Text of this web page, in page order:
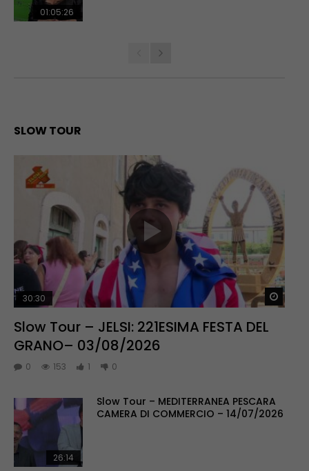
01:05:26
SLOW TOUR
30:30
Slow Tour – JELSI: 221ESIMA FESTA DEL
GRANO– 03/08/2026
0 153 1 0
26:14
Slow Tour – MEDITERRANEA PESCARA
CAMERA DI COMMERCIO – 14/07/2026